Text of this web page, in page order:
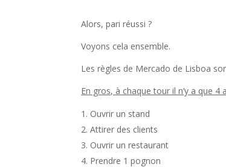
Alors, pari réussi ?
Voyons cela ensemble.
Les règles de Mercado de Lisboa
En gros, à chaque tour il n’y a que 4
Ouvrir un stand
Attirer des clients
Ouvrir un restaurant
Prendre 1 pognon